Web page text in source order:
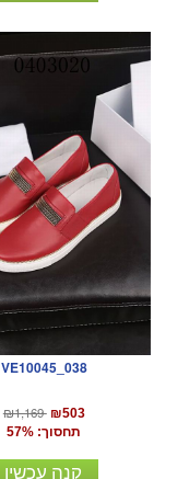
VE10045_038
₪1,169 ₪503
תחסוך: 57%
קנה עכשיו